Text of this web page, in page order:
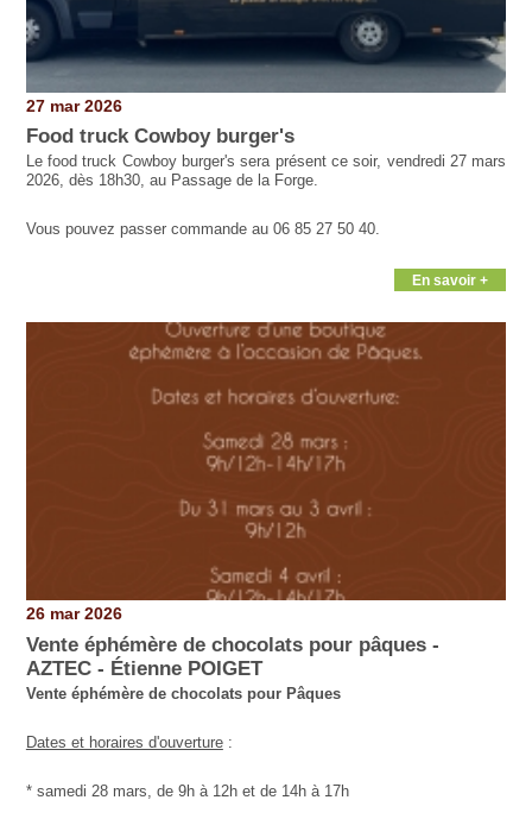
27 mar 2026
Food truck Cowboy burger's
Le food truck Cowboy burger's sera présent ce soir, vendredi 27 mars
2026, dès 18h30, au Passage de la Forge.
Vous pouvez passer commande au 06 85 27 50 40.
En savoir +
26 mar 2026
Vente éphémère de chocolats pour pâques -
AZTEC - Étienne POIGET
Vente éphémère de chocolats pour Pâques
Dates et horaires d'ouverture:
* samedi 28 mars, de 9h à 12h et de 14h à 17h